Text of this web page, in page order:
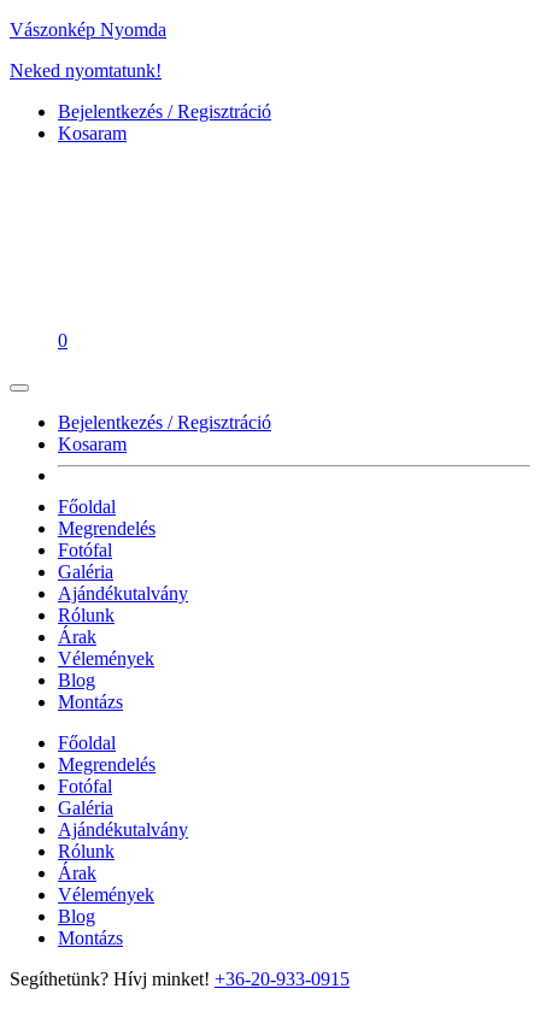
Vászonkép Nyomda
Neked nyomtatunk!
Bejelentkezés / Regisztráció
Kosaram
0
Bejelentkezés / Regisztráció
Kosaram
Főoldal
Megrendelés
Fotófal
Galéria
Ajándékutalvány
Rólunk
Árak
Vélemények
Blog
Montázs
Főoldal
Megrendelés
Fotófal
Galéria
Ajándékutalvány
Rólunk
Árak
Vélemények
Blog
Montázs
Segíthetünk? Hívj minket! +36-20-933-0915